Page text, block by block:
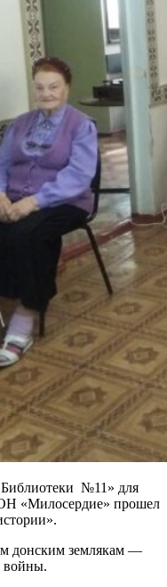
№11» для
«Милосердие» прошел
донским землякам —
войны.